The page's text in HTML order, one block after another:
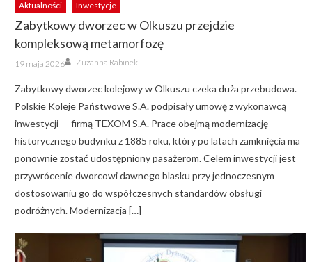
Aktualności Inwestycje
Zabytkowy dworzec w Olkuszu przejdzie
kompleksową metamorfozę
Posted
on
19 maja 2026 Author
Zuzanna Rabinek
Zabytkowy dworzec kolejowy w Olkuszu czeka duża przebudowa.
Polskie Koleje Państwowe S.A. podpisały umowę z wykonawcą
inwestycji — firmą TEXOM S.A. Prace obejmą modernizację
historycznego budynku z 1885 roku, który po latach zamknięcia ma
ponownie zostać udostępniony pasażerom. Celem inwestycji jest
przywrócenie dworcowi dawnego blasku przy jednoczesnym
dostosowaniu go do współczesnych standardów obsługi
podróżnych. Modernizacja […]